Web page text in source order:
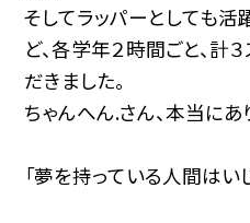
そしてラッパーとしても
ど、各学年２時間ごと、計
だきました。
ちゃんへん.さん、本当にあ
「夢を持っている人間はい